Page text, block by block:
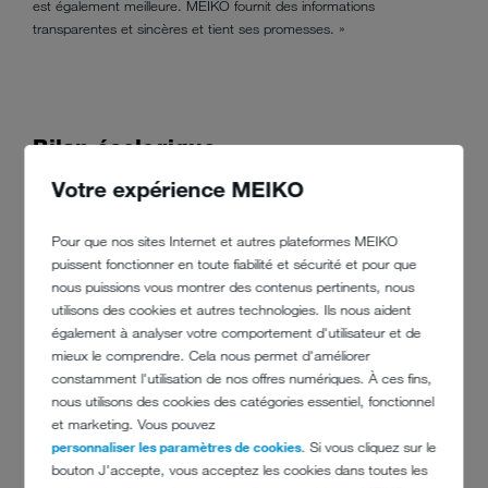
Votre expérience MEIKO
Pour que nos sites Internet et autres plateformes MEIKO
puissent fonctionner en toute fiabilité et sécurité et pour que
nous puissions vous montrer des contenus pertinents, nous
utilisons des cookies et autres technologies. Ils nous aident
également à analyser votre comportement d'utilisateur et de
mieux le comprendre. Cela nous permet d'améliorer
constamment l'utilisation de nos offres numériques. À ces fins,
nous utilisons des cookies des catégories essentiel, fonctionnel
et marketing. Vous pouvez
personnaliser les paramètres de cookies. Si vous cliquez sur le
bouton J'accepte, vous acceptez les cookies dans toutes les
est également meilleure. MEIKO fournit des informations
transparentes et sincères et tient ses promesses. »
Bilan écologique
Le lave-vaisselle principal du QO est un lave-vaisselle à avancement
automatique de casiersM-iQ (K-M54 V8), dans lequel sont
principalement lavés de la vaisselle et des ustensiles de cuisine. La
zone de séchage est intégrée dans la boucle retour à 180 degrés.
En complément de la vaisselle des repas principaux, la machine lave
toutes les bouteilles de verre de l'hôtel dans des casiers spéciaux
pendant la nuit. Les bouteilles sont remplies avec un système interne
et utilisées dans les restaurants et les bars, ainsi qu'au nombre de
deux par chambre d'hôtel.
Pour le lavage des verres, des lave-verresM-iClean Ude MEIKO